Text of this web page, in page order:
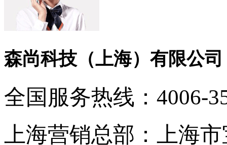
森尚科技（上海）有限公司
全国服务热线： 4006-
上海营销总部：
上海